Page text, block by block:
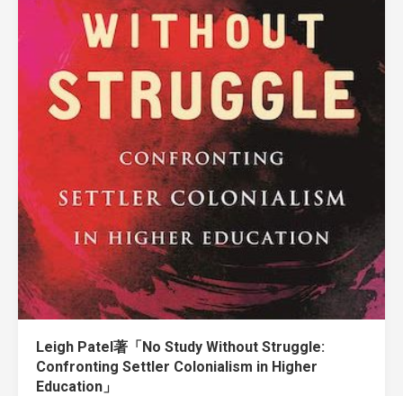
Leigh Patel著「No Study Without Struggle:
Confronting Settler Colonialism in Higher
Education」